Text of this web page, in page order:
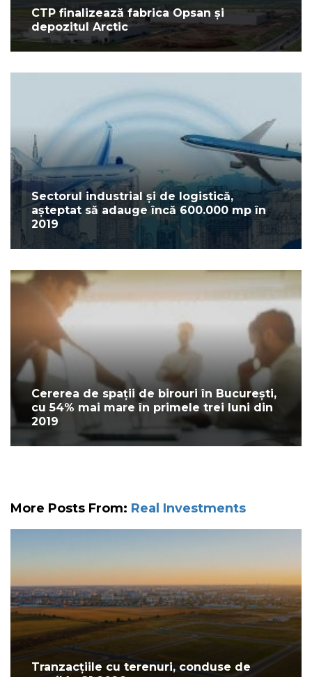
CTP finalizează fabrica Opsan și
depozitul Arctic
Sectorul industrial și de logistică,
așteptat să adauge încă 600.000 mp în
2019
Cererea de spații de birouri în București,
cu 54% mai mare în primele trei luni din
2019
More Posts From: Real Investments
Tranzacțiile cu terenuri, conduse de